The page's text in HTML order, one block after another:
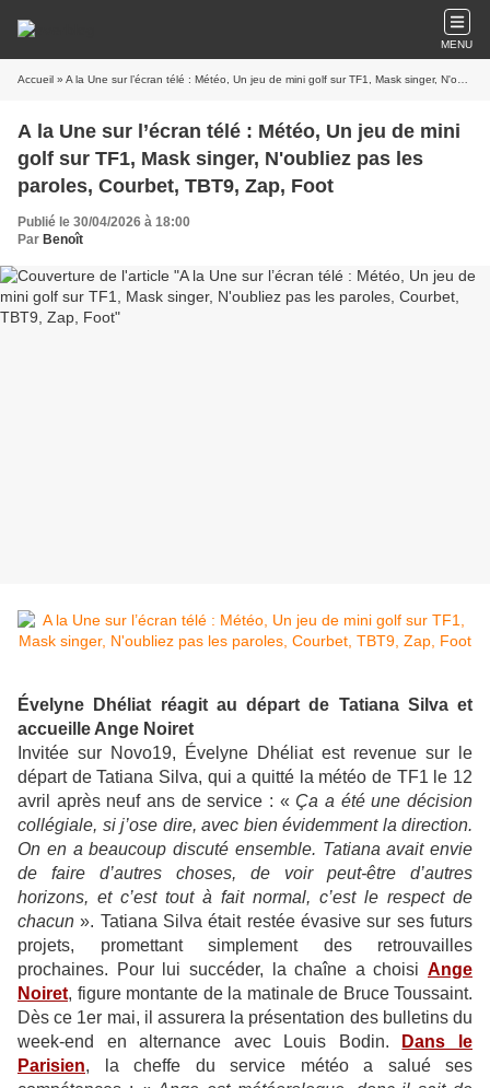
MENU
Accueil » A la Une sur l’écran télé : Météo, Un jeu de mini golf sur TF1, Mask singer, N'oubliez pas les paroles, Courbet, TBT9, Zap, Foot
A la Une sur l’écran télé : Météo, Un jeu de mini
golf sur TF1, Mask singer, N'oubliez pas les
paroles, Courbet, TBT9, Zap, Foot
Publié le 30/04/2026 à 18:00
Par Benoît
Évelyne Dhéliat réagit au départ de Tatiana Silva et
accueille Ange Noiret
Invitée sur Novo19, Évelyne Dhéliat est revenue sur le
départ de Tatiana Silva, qui a quitté la météo de TF1 le 12
avril après neuf ans de service : « Ça a été une décision
collégiale, si j’ose dire, avec bien évidemment la direction.
On en a beaucoup discuté ensemble. Tatiana avait envie
de faire d’autres choses, de voir peut-être d’autres
horizons, et c’est tout à fait normal, c’est le respect de
chacun ». Tatiana Silva était restée évasive sur ses futurs
projets, promettant simplement des retrouvailles
prochaines. Pour lui succéder, la chaîne a choisi Ange
Noiret, figure montante de la matinale de Bruce Toussaint.
Dès ce 1er mai, il assurera la présentation des bulletins du
week-end en alternance avec Louis Bodin.
Dans le
Parisien, la cheffe du service météo a salué ses